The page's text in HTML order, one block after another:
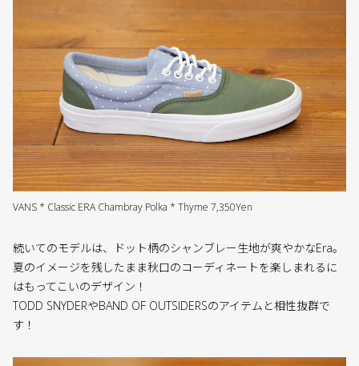
VANS * Classic ERA Chambray Polka * Thyme 7,350Yen
続いてのモデルは、ドット柄のシャンブレー生地が爽やかなEra。
夏のイメージを残したまま秋口のコーディネートを楽しまれるに
はもってこいのデザイン！
TODD SNYDERやBAND OF OUTSIDERSのアイテムと相性抜群で
す！